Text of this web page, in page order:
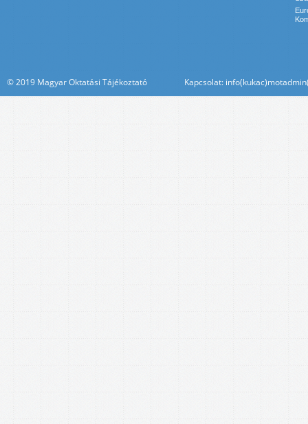
© 2019 Magyar Oktatási Tájékoztató Kapcsolat: